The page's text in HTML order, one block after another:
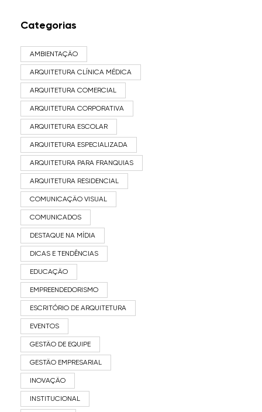
Categorias
AMBIENTAÇÃO
ARQUITETURA CLÍNICA MÉDICA
ARQUITETURA COMERCIAL
ARQUITETURA CORPORATIVA
ARQUITETURA ESCOLAR
ARQUITETURA ESPECIALIZADA
ARQUITETURA PARA FRANQUIAS
ARQUITETURA RESIDENCIAL
COMUNICAÇÃO VISUAL
COMUNICADOS
DESTAQUE NA MÍDIA
DICAS E TENDÊNCIAS
EDUCAÇÃO
EMPREENDEDORISMO
ESCRITÓRIO DE ARQUITETURA
EVENTOS
GESTÃO DE EQUIPE
GESTÃO EMPRESARIAL
INOVAÇÃO
INSTITUCIONAL